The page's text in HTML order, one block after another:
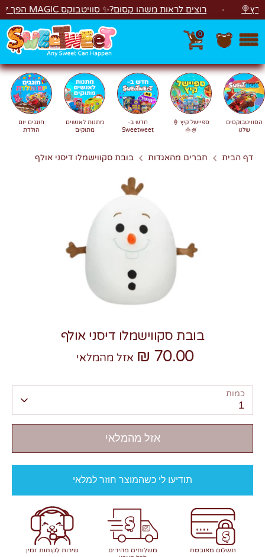
דלג רוצים לראות משהו קסום?✨ סוויטבוקס MAGIC הפך ל"מכונת משחקים"! 🎁🕹️
0
חפשחיפוש
הסוויטבוקסים
שלנו
ספיישל קיץ 🍦
🍧🌞
חדש ב-
Sweetweet
מתנות לאנשים
מתוקים
חוגגים יום
הולדת
דף הבית חברים מהאגדות בובת סקווישמלו דיסני אולף
בובת סקווישמלו דיסני אולף
70.00 ₪ אזל מהמלאי
כמות
1
אזל מהמלאי
תודיעו לי כשהמוצר חוזר למלאי
תשלום מאובטח
משלוחים מהירים
שירות לקוחות זמין